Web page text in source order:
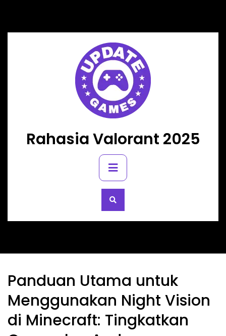
content
Rahasia Valorant 2025
Primary
Menu
Panduan Utama untuk
Menggunakan Night Vision
di Minecraft: Tingkatkan